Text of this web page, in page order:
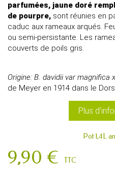
parfumées, jaune doré
de pourpre, sont réunies en
caduc aux rameaux arqués.
ou semi-persistante. Les
couverts de poils gris.
Origine: B. davidii var magnifica
de Meyer en 1914 dans le
Plus
Pot 1,4L
9,90 € TTC